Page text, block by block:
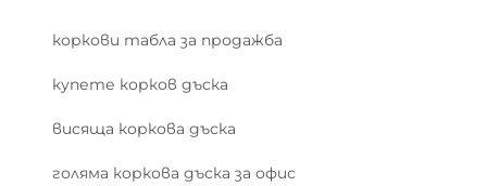
коркови табла за продажба
купете корков дъска
висяща коркова дъска
голяма коркова дъска за офис